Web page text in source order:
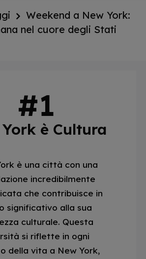
Weekend a New York:
nel cuore degli Stati
è Cultura
è una città con una
incredibilmente
che contribuisce in
significativo alla sua
culturale. Questa
si riflette in ogni
della vita a New York,